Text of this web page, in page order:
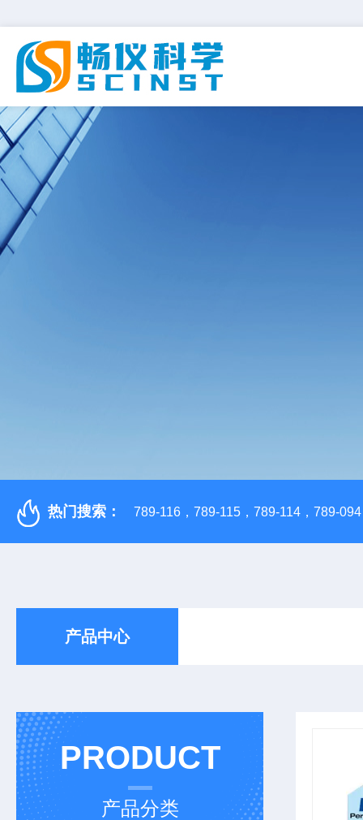
热门搜索： 789-116，789-115，789-114，789-
产品中心
PRODUCT
产品分类